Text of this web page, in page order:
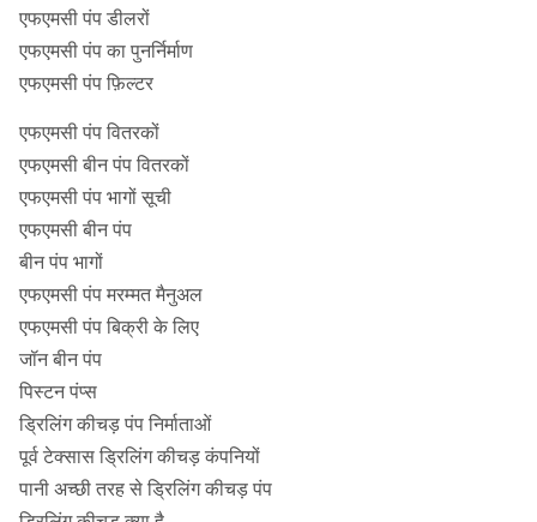
एफएमसी पंप डीलरों
एफएमसी पंप का पुनर्निर्माण
एफएमसी पंप फ़िल्टर
एफएमसी पंप वितरकों
एफएमसी बीन पंप वितरकों
एफएमसी पंप भागों सूची
एफएमसी बीन पंप
बीन पंप भागों
एफएमसी पंप मरम्मत मैनुअल
एफएमसी पंप बिक्री के लिए
जॉन बीन पंप
पिस्टन पंप्स
ड्रिलिंग कीचड़ पंप निर्माताओं
पूर्व टेक्सास ड्रिलिंग कीचड़ कंपनियों
पानी अच्छी तरह से ड्रिलिंग कीचड़ पंप